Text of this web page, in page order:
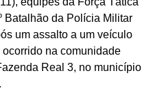
Batalhão da Polícia Militar
um assalto a um veículo
na comunidade
Real 3, no município